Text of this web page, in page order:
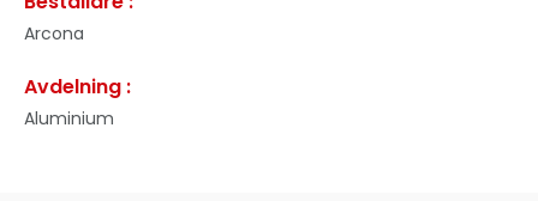
Arcona
Avdelning :
Aluminium